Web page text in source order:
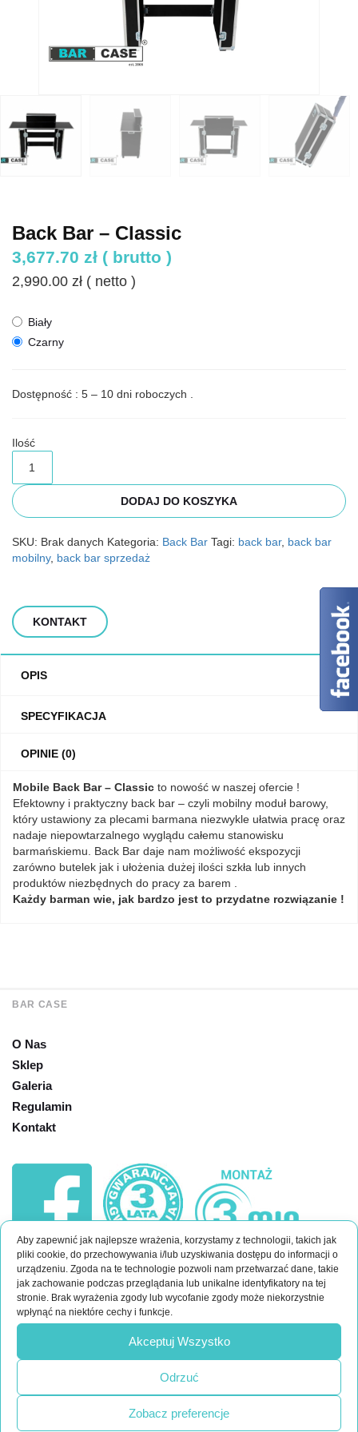
Aby zapewnić jak najlepsze wrażenia, korzystamy z technologii, takich jak
pliki cookie, do przechowywania i/lub uzyskiwania dostępu do informacji o
urządzeniu. Zgoda na te technologie pozwoli nam przetwarzać dane, takie
jak zachowanie podczas przeglądania lub unikalne identyfikatory na tej
stronie. Brak wyrażenia zgody lub wycofanie zgody może niekorzystnie
wpłynąć na niektóre cechy i funkcje.
Akceptuj Wszystko
Odrzuć
Zobacz preferencje
Back Bar – Classic
3,677.70 zł ( brutto )
2,990.00 zł ( netto )
Biały
Czarny
Dostępność : 5 – 10 dni roboczych .
Ilość
Back
Bar
-
Classic
DODAJ DO KOSZYKA
SKU: Brak danych Kategoria: Back Bar Tagi: back bar, back bar
mobilny, back bar sprzedaż
KONTAKT
OPIS
SPECYFIKACJA
OPINIE (0)
Mobile Back Bar – Classic to nowość w naszej ofercie !
Efektowny i praktyczny back bar – czyli mobilny moduł barowy,
który ustawiony za plecami barmana niezwykle ułatwia pracę oraz
nadaje niepowtarzalnego wyglądu całemu stanowisku
barmańskiemu. Back Bar daje nam możliwość ekspozycji
zarówno butelek jak i ułożenia dużej ilości szkła lub innych
produktów niezbędnych do pracy za barem .
Każdy barman wie, jak bardzo jest to przydatne rozwiązanie !
BAR CASE
O Nas
Sklep
Galeria
Regulamin
Kontakt
KONTAKT